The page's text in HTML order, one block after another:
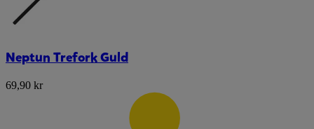
Neptun Trefork Guld
69,90 kr